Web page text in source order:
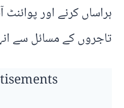
ہراساں کرنے اور
تاجروں کے مسائل سے